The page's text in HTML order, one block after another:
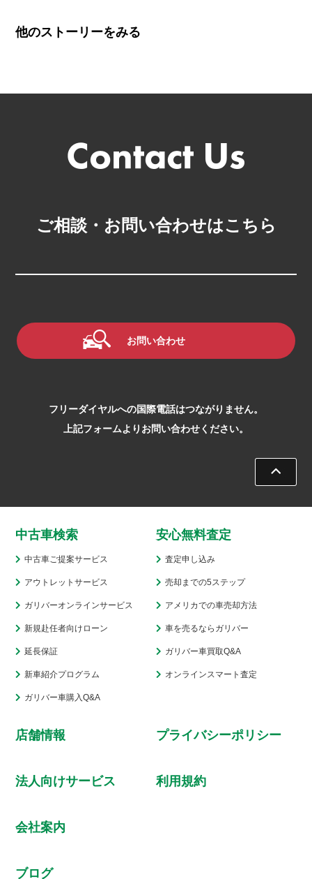
他のストーリーをみる
ご相談・お問い合わせはこちら
お問い合わせ
フリーダイヤルへの国際電話はつながりません。
上記フォームよりお問い合わせください。
中古車検索
中古車ご提案サービス
アウトレットサービス
ガリバーオンラインサービス
新規赴任者向けローン
延長保証
新車紹介プログラム
ガリバー車購入Q&A
安心無料査定
査定申し込み
売却までの5ステップ
アメリカでの車売却方法
車を売るならガリバー
ガリバー車買取Q&A
オンラインスマート査定
店舗情報
法人向けサービス
会社案内
ブログ
プライバシーポリシー
利用規約